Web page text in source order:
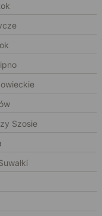
Szosie